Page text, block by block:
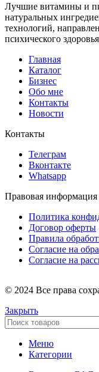
Лучшие витамины и
натуральных
технологий,
психического
Главная
Каталог
Бизнес
Обо мне
Контакты
Новости
Контакты
Телеграм
Вконтакте
Whatsapp
Правовая информация
Политика
Договор оферты
Правила
Согласие на
Согласие на
© 2024 Все права
Закрыть
Меню
Категории